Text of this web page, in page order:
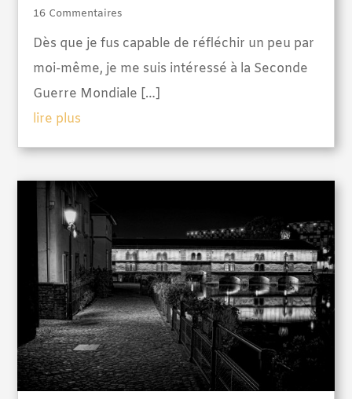
16 Commentaires
Dès que je fus capable de réfléchir un peu par
moi-même, je me suis intéressé à la Seconde
Guerre Mondiale […]
lire plus